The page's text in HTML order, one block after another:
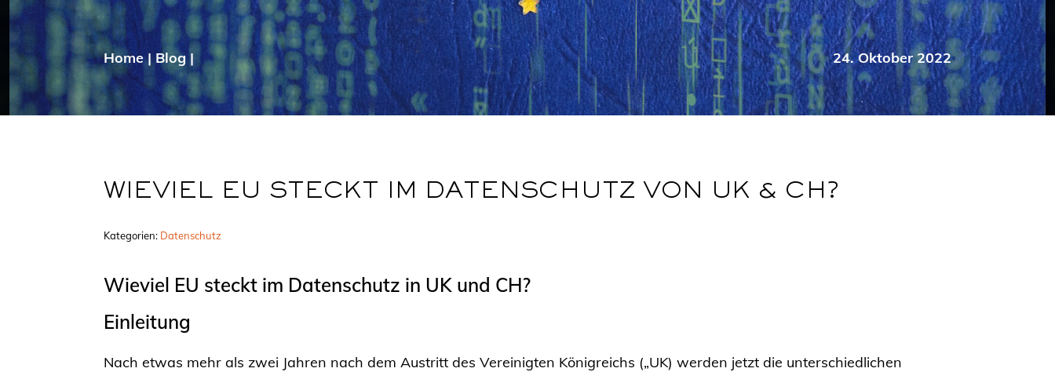
Home|Blog| 24. Oktober 2022
WIEVIEL EU STECKT IM DATENSCHUTZ VON UK & CH?
Kategorien: Datenschutz
Wieviel EU steckt im Datenschutz in UK und CH?
Einleitung
Nach etwas mehr als zwei Jahren nach dem Austritt des Vereinigten Königreichs („UK) werden jetzt die unterschiedlichen